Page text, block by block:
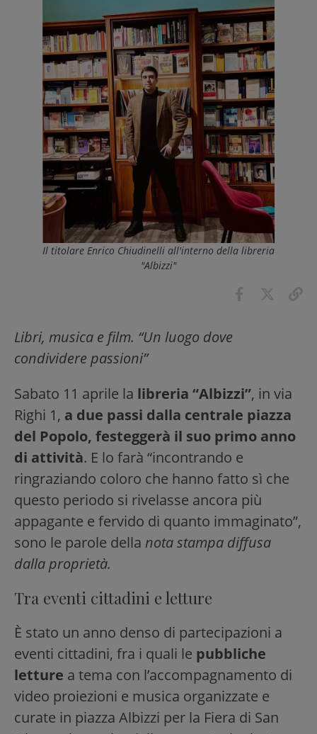
Il titolare Enrico Chiudinelli all'interno della libreria
"Albizzi"
Libri, musica e film. “Un luogo dove
condividere passioni”
Sabato 11 aprile la libreria “Albizzi”, in via
Righi 1, a due passi dalla centrale piazza
del Popolo, festeggerà il suo primo anno
di attività. E lo farà “incontrando e
ringraziando coloro che hanno fatto sì che
questo periodo si rivelasse ancora più
appagante e fervido di quanto immaginato”,
sono le parole della nota stampa diffusa
dalla proprietà.
Tra eventi cittadini e letture
È stato un anno denso di partecipazioni a
eventi cittadini, fra i quali le pubbliche
letture a tema con l’accompagnamento di
video proiezioni e musica organizzate e
curate in piazza Albizzi per la Fiera di San